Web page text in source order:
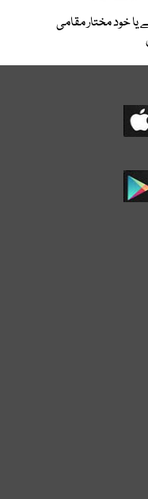
خود مختار مقامی